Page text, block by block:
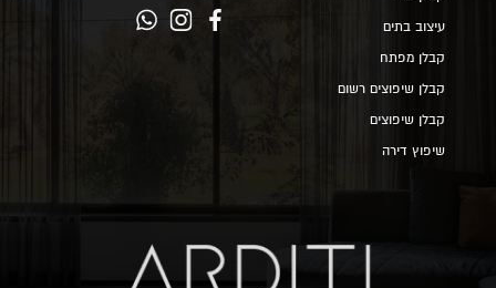
עיצוב בתים
קבלן מפתח
קבלן שיפוצים רשום
קבלן שיפוצים
שיפוץ דירה